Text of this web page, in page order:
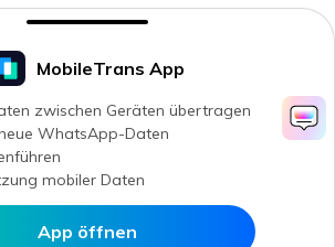
MobileTrans App
zwischen Geräten übertragen
WhatsApp-Daten
mobiler Daten
App öffnen